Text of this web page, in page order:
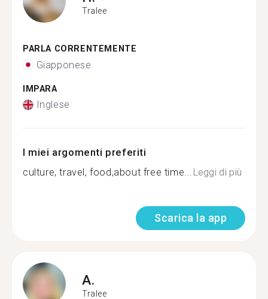
Tralee
PARLA CORRENTEMENTE
Giapponese
IMPARA
Inglese
I miei argomenti preferiti
culture, travel, food,about free time...Leggi di più
Scarica la app
A.
Tralee